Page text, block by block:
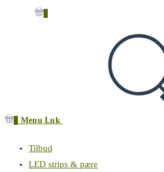
Menu Luk
Tilbud
LED strips & pære